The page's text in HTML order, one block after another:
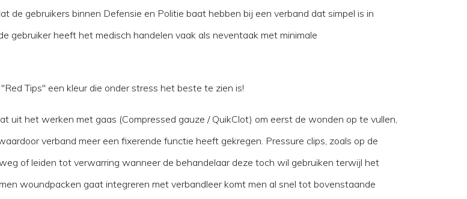
de gebruikers binnen Defensie en Politie baat hebben bij een verband dat simpel is in
gebruiker heeft het medisch handelen vaak als neventaak met minimale
Tips" een kleur die onder stress het beste te zien is!
uit het werken met gaas (Compressed gauze / QuikClot) om eerst de wonden op te vullen,
verband meer een fixerende functie heeft gekregen. Pressure clips, zoals op de
of leiden tot verwarring wanneer de behandelaar deze toch wil gebruiken terwijl het
woundpacken gaat integreren met verbandleer komt men al snel tot bovenstaande